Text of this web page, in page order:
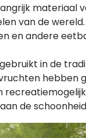
materiaal
van de wereld.
en andere
in de
hebben
de